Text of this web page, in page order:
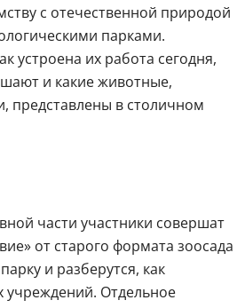
с отечественной природой
парками.
устроена их работа сегодня,
и какие животные,
представлены в столичном
части участники совершат
от старого формата зоосада
и разберутся, как
учреждений. Отдельное